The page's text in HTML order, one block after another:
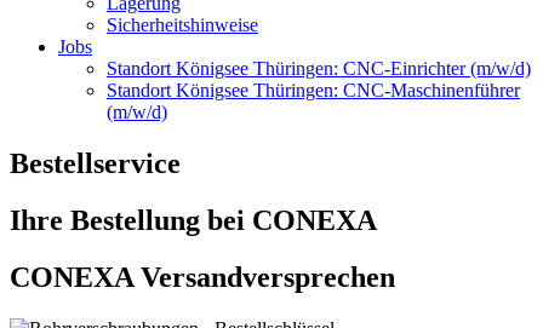
Sicherheitshinweise
Jobs
Standort Königsee Thüringen: CNC-Einrichter (m/w/d)
Standort Königsee Thüringen: CNC-Maschinenführer
(m/w/d)
Bestellservice
Ihre Bestellung bei CONEXA
CONEXA Versandversprechen